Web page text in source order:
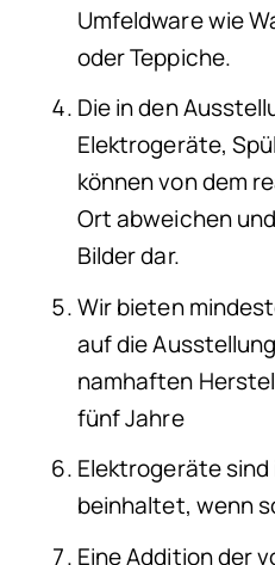
Umfeldware wie
oder Teppiche.
Die in den
Elektrogeräte,
können von dem
Ort abweichen
Bilder dar.
Wir bieten
auf die
namhaften
fünf Jahre
Elektrogeräte
beinhaltet, wenn
Eine Addition der